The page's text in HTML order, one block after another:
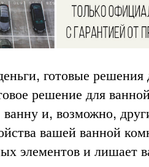
готовые решения
решение для
и, возможно,
вашей ванной
элементов и лишает